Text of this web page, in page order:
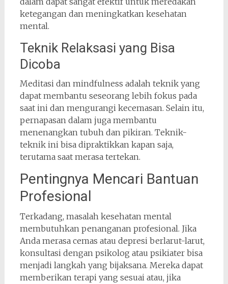
ketegangan dan meningkatkan kesehatan
mental.
Teknik Relaksasi yang Bisa
Dicoba
Meditasi dan mindfulness adalah teknik yang
dapat membantu seseorang lebih fokus pada
saat ini dan mengurangi kecemasan. Selain itu,
pernapasan dalam juga membantu
menenangkan tubuh dan pikiran. Teknik-
teknik ini bisa dipraktikkan kapan saja,
terutama saat merasa tertekan.
Pentingnya Mencari Bantuan
Profesional
Terkadang, masalah kesehatan mental
membutuhkan penanganan profesional. Jika
Anda merasa cemas atau depresi berlarut-larut,
konsultasi dengan psikolog atau psikiater bisa
menjadi langkah yang bijaksana. Mereka dapat
memberikan terapi yang sesuai atau, jika